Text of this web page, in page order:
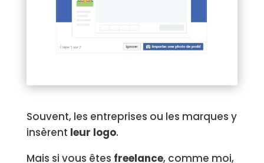
Souvent, les entreprises ou les marques y
insèrent leur logo.
Mais si vous êtes freelance, comme moi,